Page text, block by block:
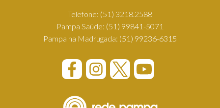
Telefone: (51) 3218.2588
Pampa Saúde: (51) 99841-5071
Pampa na Madrugada: (51) 99236-6315